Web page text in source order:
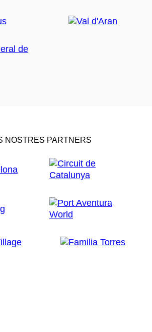
NOSTRES PARTNERS